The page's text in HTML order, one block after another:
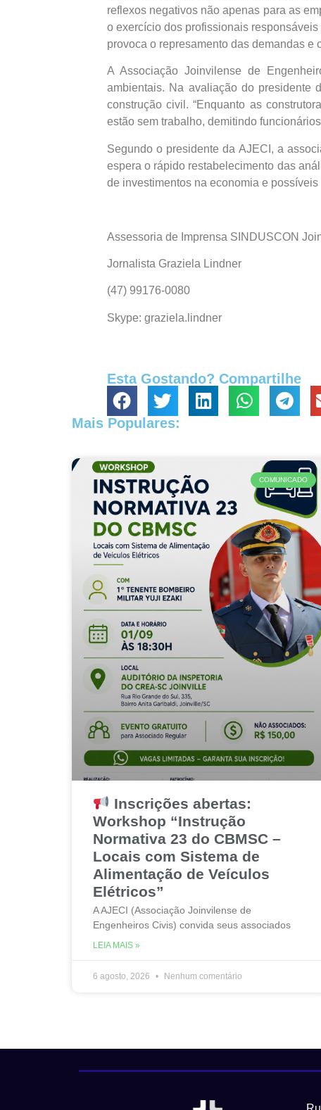
reflexos negativos não apenas para as
o exercício dos profissionais
provoca o represamento das demandas e
A Associação Joinvilense de
ambientais. Na avaliação do presidente
construção civil. “Enquanto as
estão sem trabalho, demitindo
Segundo o presidente da AJECI, a
espera o rápido restabelecimento das
de investimentos na economia e
Assessoria de Imprensa SINDUSCON
Jornalista Graziela Lindner
(47) 99176-0080
Skype: graziela.lindner
Esta Gostando? Compartilhe
Mais Populares:
COMUNICADO
Inscrições abertas:
Workshop “Instrução
Normativa 23 do CBMSC –
Locais com Sistema de
Alimentação de Veículos
Elétricos”
A AJECI (Associação Joinvilense de
Engenheiros Civis) convida seus associados
LEIA MAIS »
6 agosto, 2026 Nenhum comentário